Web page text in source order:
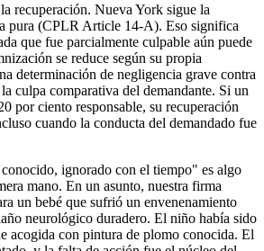
recuperación. Nueva York sigue la
pura (CPLR Article 14-A). Eso significa
que fue parcialmente culpable aún puede
se reduce según su propia
determinación de negligencia grave contra
culpa comparativa del demandante. Si un
por ciento responsable, su recuperación
cuando la conducta del demandado fue
ignorado con el tiempo" es algo
mano. En un asunto, nuestra firma
un bebé que sufrió un envenenamiento
neurológico duradero. El niño había sido
acogida con pintura de plomo conocida. El